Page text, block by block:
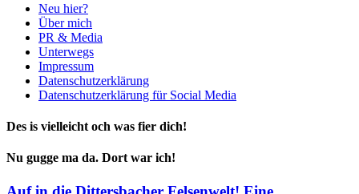
Neu hier?
Über mich
PR & Media
Unterwegs
Impressum
Datenschutzerklärung
Datenschutzerklärung für Social Media
Des is vielleicht och was fier dich!
Nu gugge ma da. Dort war ich!